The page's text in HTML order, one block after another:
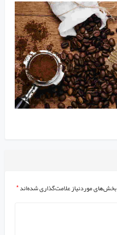
بخش‌های موردنیاز علامت‌گذاری شده‌اند*